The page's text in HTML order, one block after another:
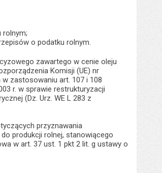
rolnym;
o podatku rolnym.
zawartego w cenie oleju
Komisji (UE) nr
zastosowaniu art. 107 i 108
r. w sprawie restrukturyzacji
(Dz. Urz. WE L 283 z
przyznawania
produkcji rolnej, stanowiącego
w art. 37 ust. 1 pkt 2 lit. g ustawy o